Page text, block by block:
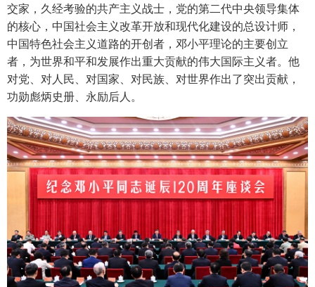
交家，久经考验的共产主义战士，党的第二代中央领导集体
的核心，中国社会主义改革开放和现代化建设的总设计师，
中国特色社会主义道路的开创者，邓小平理论的主要创立
者，为世界和平和发展作出重大贡献的伟大国际主义者。他
对党、对人民、对国家、对民族、对世界作出了突出贡献，
功勋彪炳史册、永励后人。